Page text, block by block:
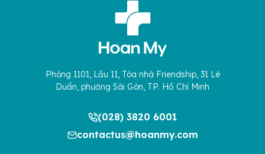
Phòng 1101, Lầu 11, Tòa nhà Friendship, 31 Lê
Duẩn, phường Sài Gòn, TP. Hồ Chí Minh
(028) 3820 6001
contactus@hoanmy.com